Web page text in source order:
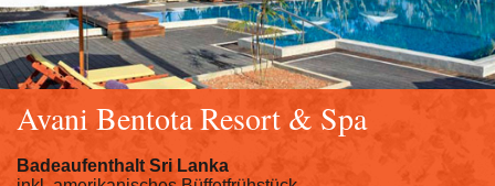
Avani Bentota Resort & Spa
Badeaufenthalt Sri Lanka